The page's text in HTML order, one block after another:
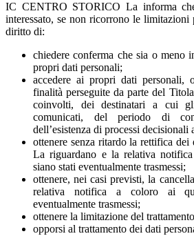
IC CENTRO STORICO La informa
interessato, se non ricorrono le limitazioni
diritto di:
chiedere conferma che sia o meno
propri dati personali;
accedere ai propri dati personali,
finalità perseguite da parte del
coinvolti, dei destinatari a cui gli
comunicati, del periodo di
dell’esistenza di processi decisionali
ottenere senza ritardo la rettifica dei
La riguardano e la relativa
siano stati eventualmente trasmessi;
ottenere, nei casi previsti, la
relativa notifica a coloro ai
eventualmente trasmessi;
ottenere la limitazione del
opporsi al trattamento dei dati